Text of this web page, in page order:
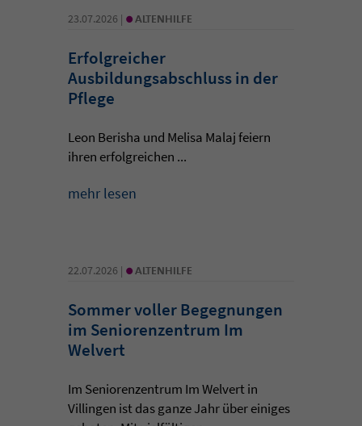
23.07.2026 | • ALTENHILFE
Erfolgreicher
Ausbildungsabschluss in der
Pflege
Leon Berisha und Melisa Malaj feiern
ihren erfolgreichen ...
mehr lesen
22.07.2026 | • ALTENHILFE
Sommer voller Begegnungen
im Seniorenzentrum Im
Welvert
Im Seniorenzentrum Im Welvert in
Villingen ist das ganze Jahr über einiges